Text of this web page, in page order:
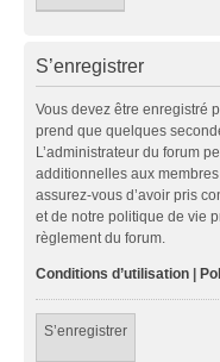
S’enregistrer
Vous devez être enregistré
prend que quelques
L’administrateur du forum
additionnelles aux
assurez-vous d’avoir pris
et de notre politique de vie
règlement du forum.
Conditions d’utilisation |
S’enregistrer